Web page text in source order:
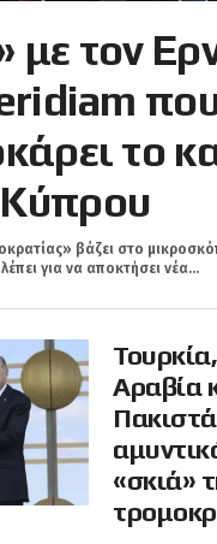
με τον
το
βάζει στο
για να αποκτήσει νέα...
Αραβία
«σκιά»